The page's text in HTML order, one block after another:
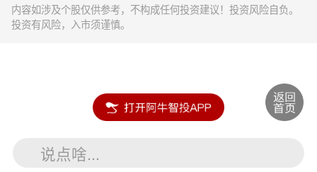
内容如涉及个股仅供参考，不构成任何投资建议！投资风险自负。
投资有风险，入市须谨慎。
说点啥...